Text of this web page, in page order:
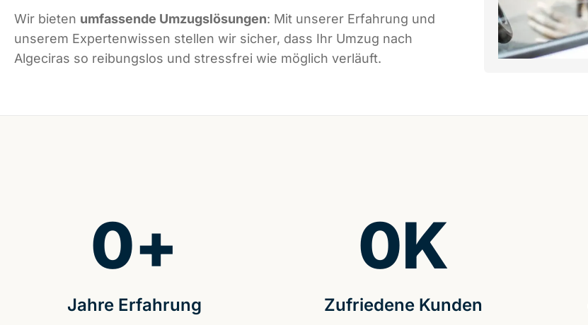
Wir bieten umfassende Umzugslösungen: Mit unserer Erfahrung und
unserem Expertenwissen stellen wir sicher, dass Ihr Umzug nach
Algeciras so reibungslos und stressfrei wie möglich verläuft.
Jahre Erfahrung
0+
Zufriedene Kunden
0K